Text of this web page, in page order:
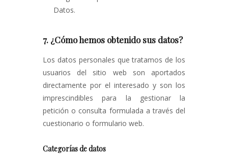
Datos.
7. ¿Cómo hemos obtenido sus datos?
Los datos personales que tratamos de los
usuarios del sitio web son aportados
directamente por el interesado y son los
imprescindibles para la gestionar la
petición o consulta formulada a través del
cuestionario o formulario web.
Categorías de datos